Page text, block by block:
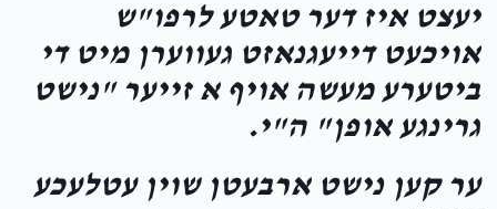
11 months ago $180.00
משמח את שלי
Harav J.B.
11 months ago
יעצט איז דער טאטע לרפו"ש
אויכעט דייעגנאזט געווערן מיט די
ביטערע מעשה אויף א זייער "נישט
גרינגע אופן" ה"י.
ער קען נישט ארבעטן שוין עטלעכע